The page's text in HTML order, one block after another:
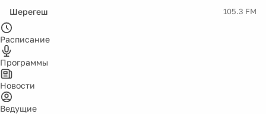
Шерегеш 105.3 FM
Расписание
Программы
Новости
Ведущие